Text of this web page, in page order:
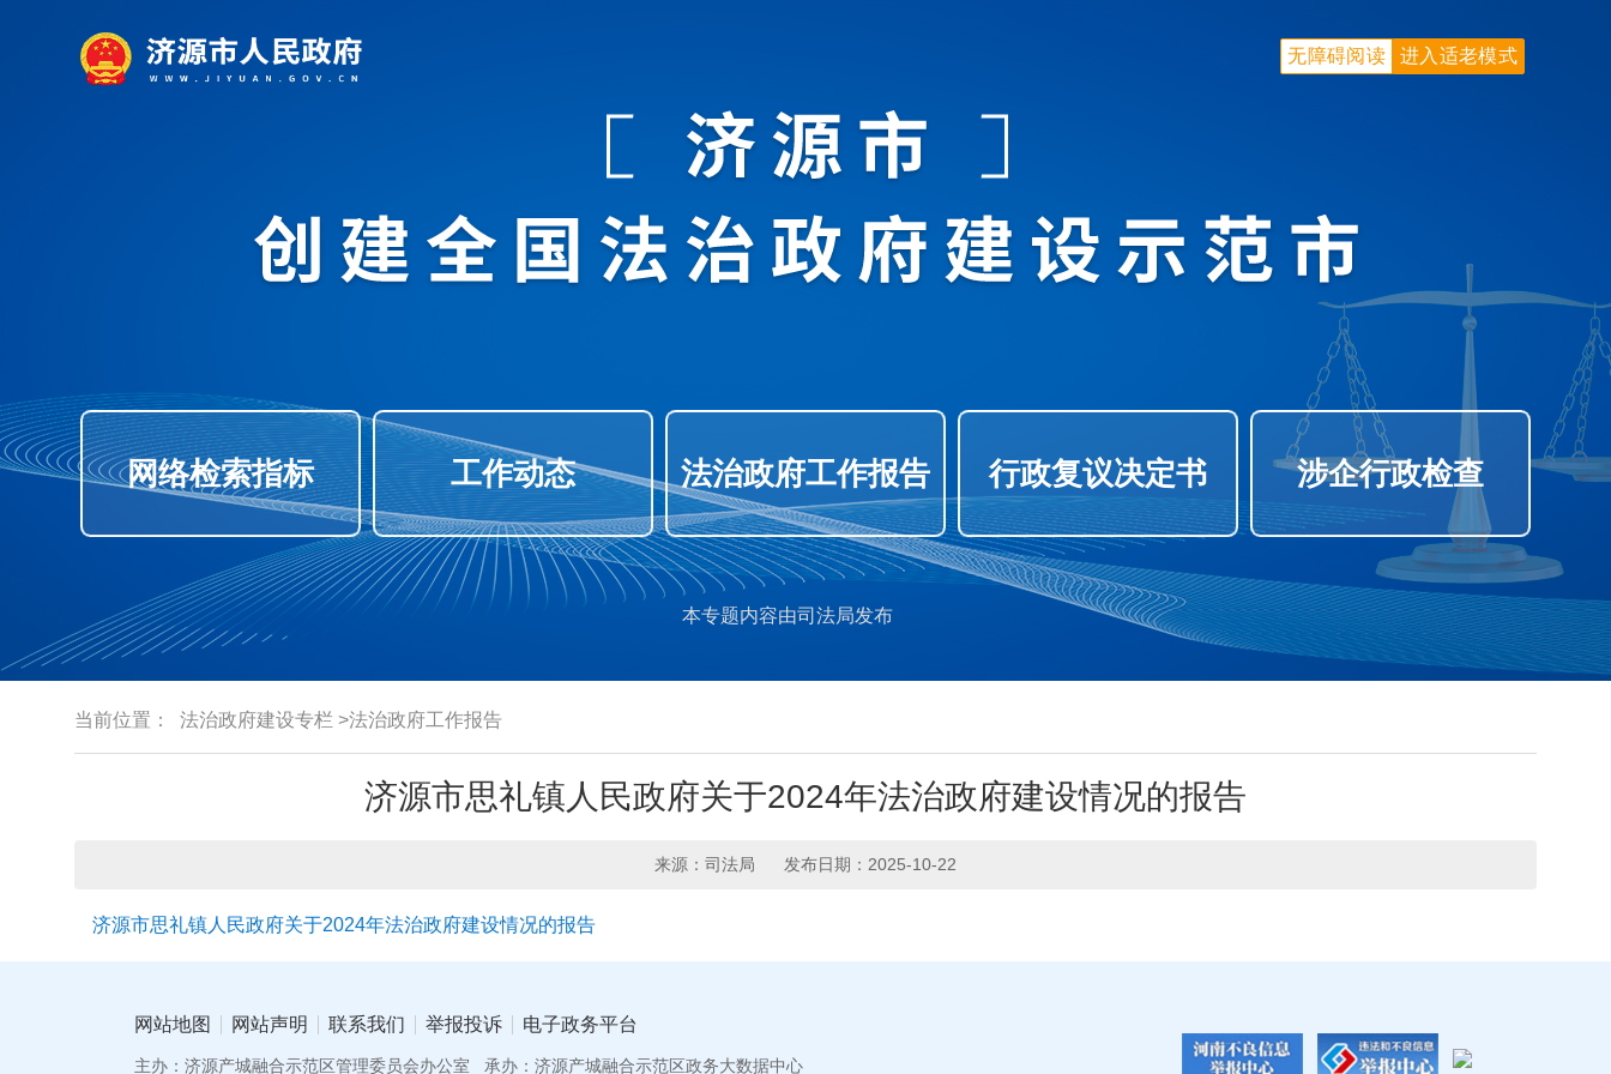
进入适老模式
无障碍阅读
网络检索指标 工作动态 法治政府工作报告 行政复议决定书 涉企行政检查
本专题内容由司法局发布
当前位置： 法治政府建设专栏 >法治政府工作报告
济源市思礼镇人民政府关于2024年法治政府建设情况的报告
来源：司法局 发布日期：2025-10-22
济源市思礼镇人民政府关于2024年法治政府建设情况的报告
网站地图 网站声明 联系我们 举报投诉 电子政务平台
主办：济源产城融合示范区管理委员会办公室 承办：济源产城融合示范区政务大数据中心